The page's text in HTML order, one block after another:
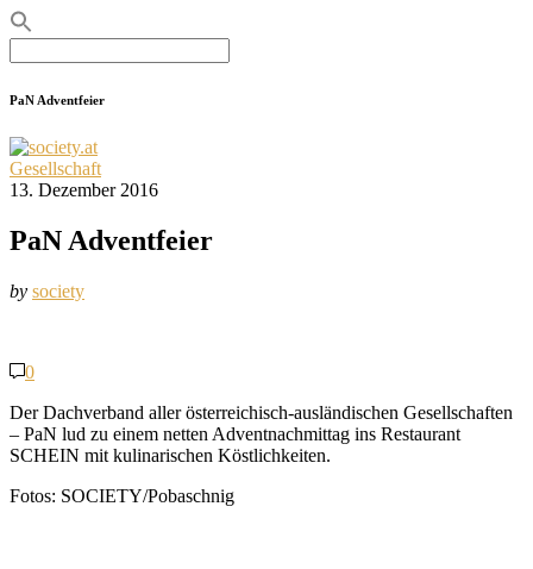
for:
PaN Adventfeier
Gesellschaft
13. Dezember 2016
PaN Adventfeier
by society
0
Der Dachverband aller österreichisch-ausländischen Gesellschaften
– PaN lud zu einem netten Adventnachmittag ins Restaurant
SCHEIN mit kulinarischen Köstlichkeiten.
Fotos: SOCIETY/Pobaschnig